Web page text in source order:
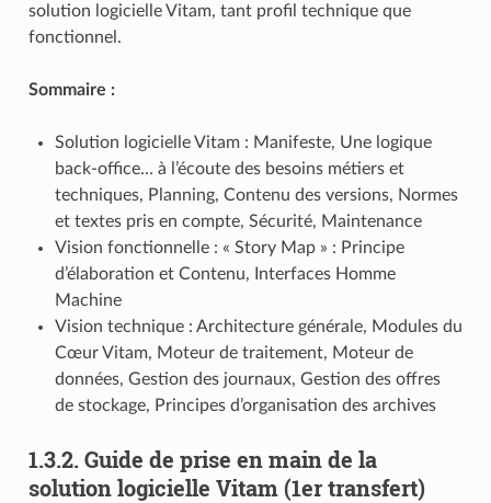
solution logicielle Vitam, tant profil technique que
fonctionnel.
Sommaire :
Solution logicielle Vitam : Manifeste, Une logique
back-office… à l’écoute des besoins métiers et
techniques, Planning, Contenu des versions, Normes
et textes pris en compte, Sécurité, Maintenance
Vision fonctionnelle : « Story Map » : Principe
d’élaboration et Contenu, Interfaces Homme
Machine
Vision technique : Architecture générale, Modules du
Cœur Vitam, Moteur de traitement, Moteur de
données, Gestion des journaux, Gestion des offres
de stockage, Principes d’organisation des archives
1.3.2. Guide de prise en main de la
solution logicielle Vitam (1er transfert)